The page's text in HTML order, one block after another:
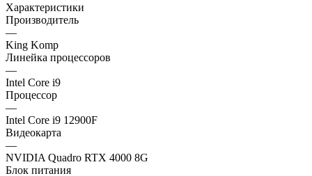
Характеристики
Производитель
—
King Komp
Линейка процессоров
—
Intel Core i9
Процессор
—
Intel Core i9 12900F
Видеокарта
—
NVIDIA Quadro RTX 4000 8G
Блок питания